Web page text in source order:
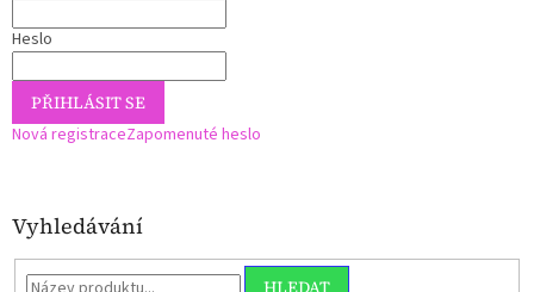
Heslo
PŘIHLÁSIT SE
Nová registraceZapomenuté heslo
Vyhledávání
HLEDAT